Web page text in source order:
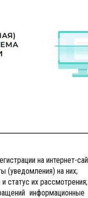
на интернет-
(уведомления) на них;
статус их рассмотрения;